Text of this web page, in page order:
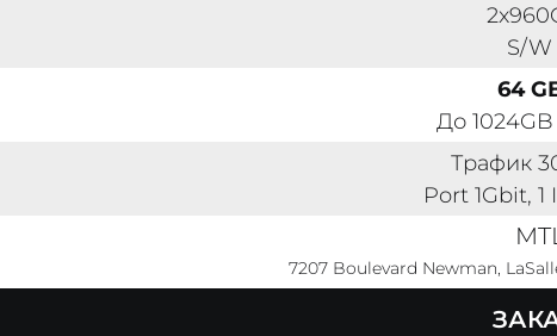
S/W
64
До
Трафик
Port 1Gbit, 1
7207 Boulevard Newman,